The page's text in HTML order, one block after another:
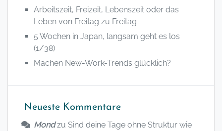
Arbeitszeit, Freizeit, Lebenszeit oder das
Leben von Freitag zu Freitag
5 Wochen in Japan, langsam geht es los
(1/38)
Machen New-Work-Trends glücklich?
Neueste Kommentare
Mondzu Sind deine Tage ohne Struktur wie